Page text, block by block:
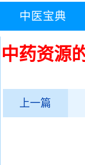
中医宝典
中药资源
上一篇